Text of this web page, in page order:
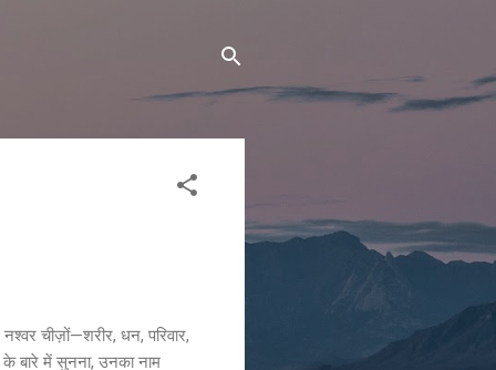
चीज़ों—शरीर, धन, परिवार,
बारे में सुनना, उनका नाम